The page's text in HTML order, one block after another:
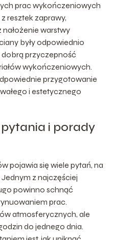
prac wykończeniowych
resztek zaprawy,
warstwy
były odpowiednio
przyczepność
wykończeniowych.
przygotowanie
i estetycznego
i porady
pojawia się wiele pytań, na
z najczęściej
powinno schnąć
prac.
atmosferycznych, ale
do jednego dnia.